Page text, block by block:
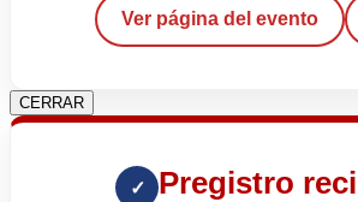
Ver página del evento
CERRAR
✓ Pregistro